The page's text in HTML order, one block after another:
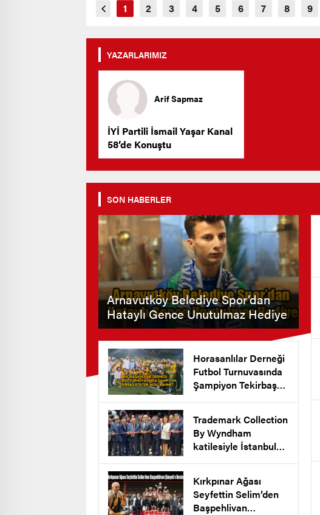
YAZARLARIMIZ
Arif Sapmaz
İYİ Partili İsmail Yaşar Kanal
58’de Konuştu
SON HABERLER
Arnavutköy Belediye Spor’dan
Hataylı Gence Unutulmaz Hediye
Horasanlılar Derneği
Futbol Turnuvasında
Şampiyon Tekirbaş
Trademark Collection
By Wyndham
katilesiyle İstanbul
Kırkpınar Ağası
Seyfettin Selim’den
Başpehlivan